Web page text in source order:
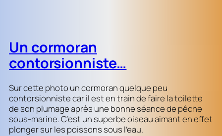
Un cormoran
contorsionniste…
Sur cette photo un cormoran quelque peu
contorsionniste car il est en train de faire la toilette
de son plumage après une bonne séance de pêche
sous-marine. C’est un superbe oiseau aimant en effet
plonger sur les poissons sous l’eau.